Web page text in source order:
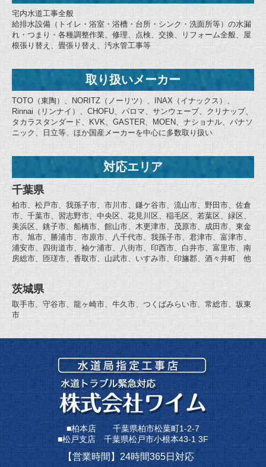
宅内水道工事全般
給排水設備（トイレ・浴室・浴槽・台所・シンク・洗面所等）の水漏
れ・つまり・各種調整作業、修理、点検、交換、リフォーム全般、屋
根張り替え、畳張り替え、汚水管工事等
取り扱いメーカー
TOTO（東陶）、NORITZ（ノーリツ）、INAX（イナックス）、
Rinnai（リンナイ）、CHOFU、パロマ、サンウェーブ、クリナップ、
タカラスタンダード、KVK、GASTER、MOEN、ナショナル、パナソ
ニック、日立等、ほか国産メーカーを中心に多数取り扱い
対応エリア
千葉県
柏市、松戸市、我孫子市、市川市、鎌ケ谷市、流山市、野田市、佐倉
市、千葉市、習志野市、中央区、花見川区、稲毛区、若葉区、緑区、
美浜区、銚子市、船橋市、館山市、木更津市、茂原市、成田市、東金
市、旭市、勝浦市、市原市、八千代市、我孫子市、君津市、富津市、
浦安市、四街道市、袖ケ浦市、八街市、印西市、白井市、富里市、南
房総市、匝瑳市、香取市、山武市、いすみ市、印旛郡、酒々井町 他
茨城県
取手市、守谷市、龍ヶ崎市、牛久市、つくばみらい市、常総市、坂東
市
■柏本店 千葉県柏市松葉町1-2-7
■松戸支店 千葉県松戸市小根本43-1 3F
【営業時間】24時間365日対応